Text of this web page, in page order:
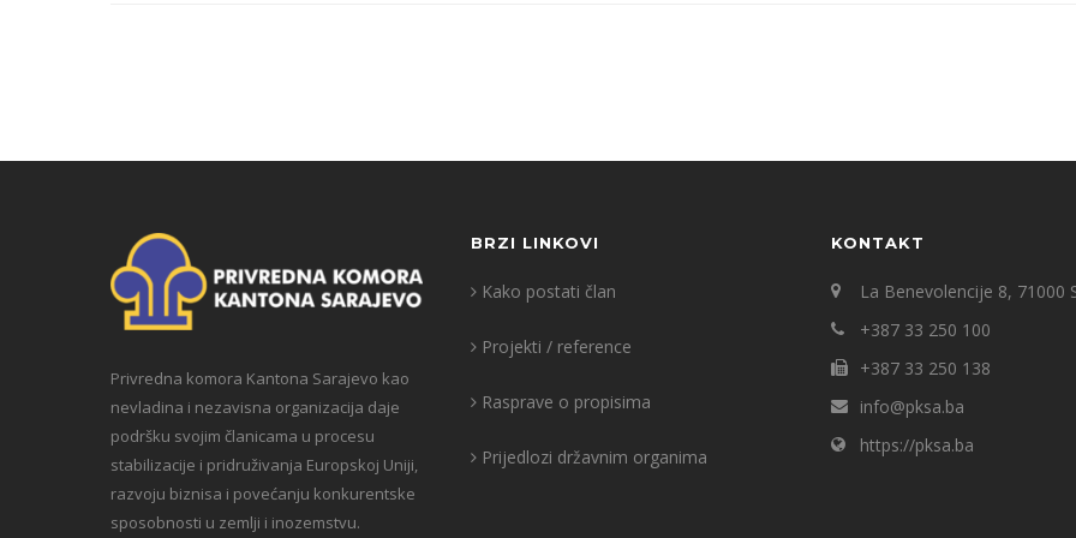
Privredna komora Kantona Sarajevo kao
nevladina i nezavisna organizacija daje
podršku svojim članicama u procesu
stabilizacije i pridruživanja Europskoj Uniji,
razvoju biznisa i povećanju konkurentske
sposobnosti u zemlji i inozemstvu.
BRZI LINKOVI
Kako postati član
Projekti / reference
Rasprave o propisima
Prijedlozi državnim organima
KONTAKT
La Benevolencije 8, 71000
+387 33 250 100
+387 33 250 138
info@pksa.ba
https://pksa.ba